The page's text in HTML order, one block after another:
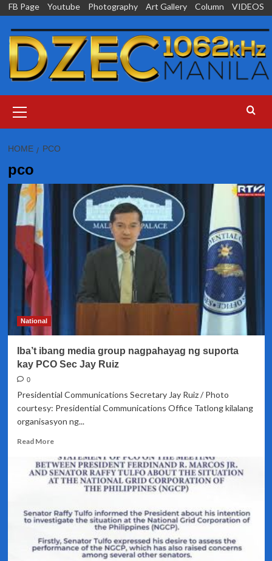
Skip
content
FB Page Youtube Photography Art Gallery Column VIDEOS
Menu
HOME PCO
pco
National
Iba’t ibang media group nagpahayag ng suporta
kay PCO Sec Jay Ruiz
0
Presidential Communications Secretary Jay Ruiz / Photo
courtesy: Presidential Communications Office Tatlong kilalang
organisasyon ng...
Read MoreRead
about
Iba’t
ibang
group
nagpahayag
suporta